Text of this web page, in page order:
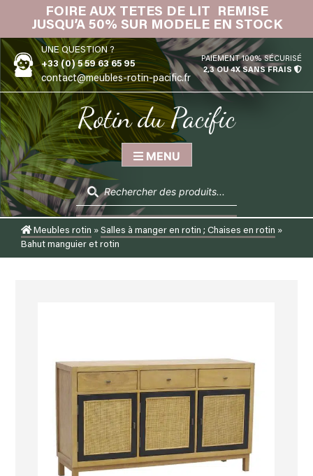
content
FOIRE AUX TETES DE LIT REMISE
JUSQU’A 50% SUR MODELE EN STOCK
UNE QUESTION ?
+33 (0) 5 59 63 65 95
contact@meubles-rotin-pacific.fr
PAIEMENT 100% SÉCURISÉ
2,3 OU 4X SANS FRAIS
Rotin du Pacific
MENU
Recherche
de
produits
Meubles rotin » Salles à manger en rotin ; Chaises en rotin »
Bahut manguier et rotin